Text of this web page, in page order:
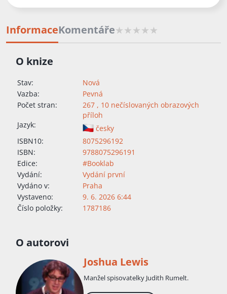
InformaceKomentáře
O knize
Stav:
Nová
Vazba:
Pevná
Počet stran:
267 , 10 nečíslovaných obrazových
příloh
Jazyk:
česky
ISBN10:
8075296192
ISBN:
9788075296191
Edice:
#Booklab
Vydání:
Vydání první
Vydáno v:
Praha
Vystaveno:
9. 6. 2026 6:44
Číslo položky:
1787186
O autorovi
Joshua Lewis
Manžel spisovatelky Judith Rumelt.